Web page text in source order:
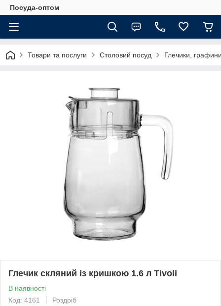
Посуда-оптом
Товари та послуги Столовий посуд Глечики,
Глечик скляний із кришкою 1.6 л Tivoli
В наявності
Код: 4161
Роздріб